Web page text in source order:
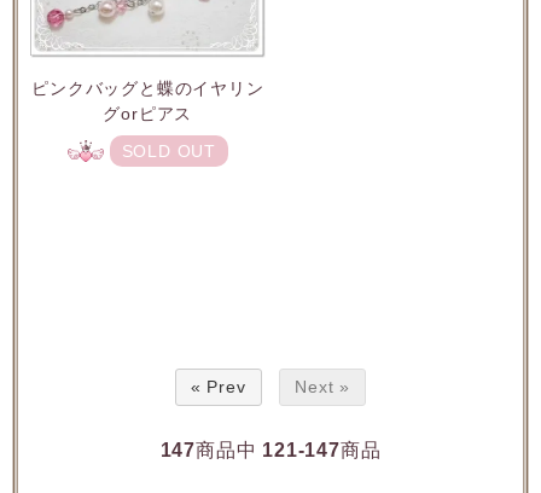
ピンクバッグと蝶のイヤリン
グorピアス
SOLD OUT
« Prev Next »
147商品中 121-147商品